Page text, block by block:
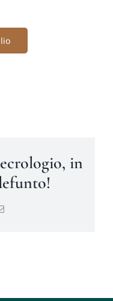
in
Email